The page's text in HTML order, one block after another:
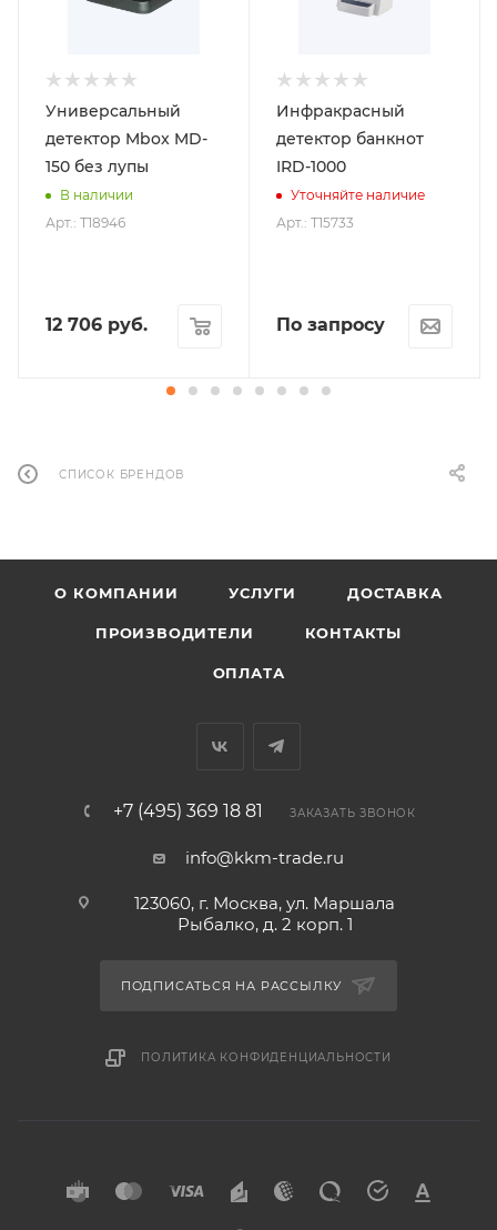
Универсальный
детектор Mbox MD-
150 без лупы
В наличии
Арт.: Т18946
12 706 руб.
Инфракрасный
детектор банкнот
IRD-1000
Уточняйте наличие
Арт.: Т15733
По запросу
СПИСОК БРЕНДОВ
О КОМПАНИИ УСЛУГИ ДОСТАВКА
ПРОИЗВОДИТЕЛИ КОНТАКТЫ
ОПЛАТА
+7 (495) 369 18 81 ЗАКАЗАТЬ ЗВОНОК
info@kkm-trade.ru
123060, г. Москва, ул. Маршала
Рыбалко, д. 2 корп. 1
ПОДПИСАТЬСЯ НА РАССЫЛКУ
ПОЛИТИКА КОНФИДЕНЦИАЛЬНОСТИ